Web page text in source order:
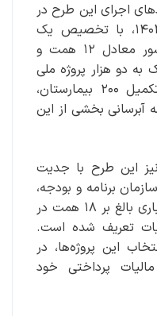
اجرای این طرح در
سال گذشته افزود: در سال ۱۴۰۳، با تخصیص یک
درصد از درآمدهای مالیاتی کشور معادل ۱۲ همت و
نزدیک به دو هزار پروژه ملی
تأمین اعتبار شد. ساخت و تکمیل ۲۰۰ بیمارستان،
توسعه آبرسانی بخشی از این
وی ادامه داد: در سال ۱۴۰۴ نیز این طرح با جدیت
برنامه و بودجه،
۸۸۱ پروژه ملی و استانی با اعتباری بالغ بر ۱۸ همت در
تعریف شده است.
این پروژه‌ها، در
پرداختی خود